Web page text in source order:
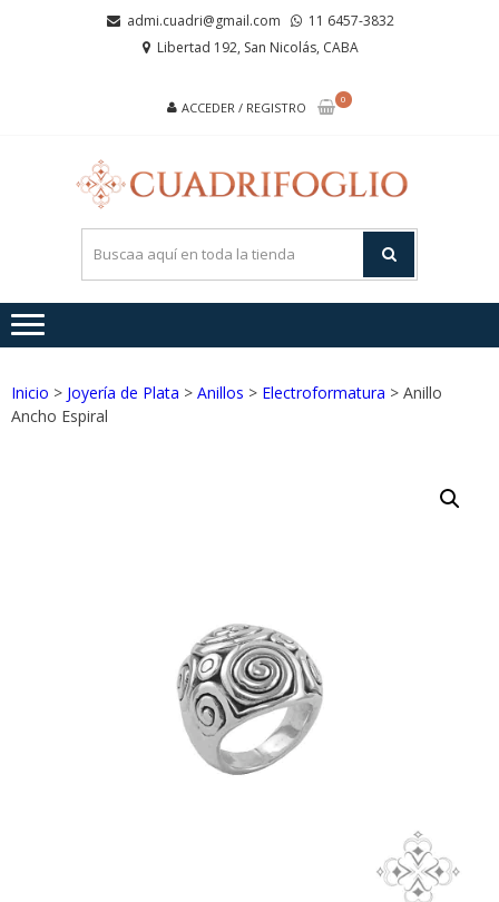
admi.cuadri@gmail.com
11 6457-3832
Libertad 192, San Nicolás, CABA
ACCEDER / REGISTRO
0
Inicio > Joyería de Plata > Anillos > Electroformatura > Anillo
Ancho Espiral